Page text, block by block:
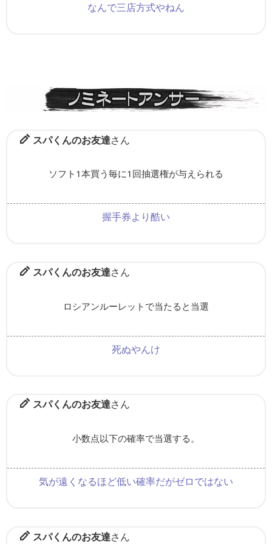
なんで三店方式やねん
スパくんのお友達さん
ソフト1本買う毎に1回抽選権が与えられる
握手券より酷い
スパくんのお友達さん
ロシアンルーレットで当たると当選
死ぬやんけ
スパくんのお友達さん
小数点以下の確率で当選する。
気が遠くなるほど低い確率だがゼロではない
スパくんのお友達さん